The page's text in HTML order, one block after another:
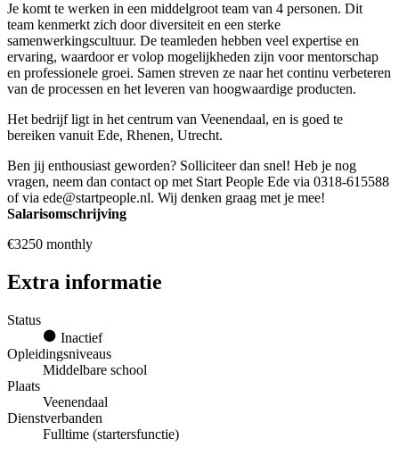
Je komt te werken in een middelgroot team van 4 personen. Dit
team kenmerkt zich door diversiteit en een sterke
samenwerkingscultuur. De teamleden hebben veel expertise en
ervaring, waardoor er volop mogelijkheden zijn voor mentorschap
en professionele groei. Samen streven ze naar het continu verbeteren
van de processen en het leveren van hoogwaardige producten.
Het bedrijf ligt in het centrum van Veenendaal, en is goed te
bereiken vanuit Ede, Rhenen, Utrecht.
Ben jij enthousiast geworden? Solliciteer dan snel! Heb je nog
vragen, neem dan contact op met Start People Ede via 0318-615588
of via ede@startpeople.nl. Wij denken graag met je mee!
Salarisomschrijving
€3250 monthly
Extra informatie
Status
Inactief
Opleidingsniveaus
Middelbare school
Plaats
Veenendaal
Dienstverbanden
Fulltime (startersfunctie)